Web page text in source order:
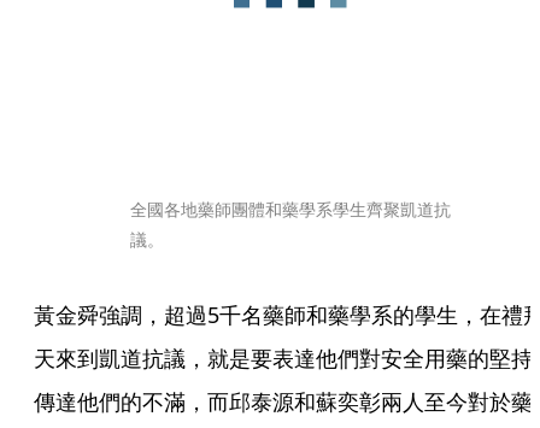
全國各地藥師團體和藥學系學生齊聚凱道抗
議。
黃金舜強調，超過5千名藥師和藥學系的學生，在禮
天來到凱道抗議，就是要表達他們對安全用藥的堅持
傳達他們的不滿，而邱泰源和蘇奕彰兩人至今對於藥